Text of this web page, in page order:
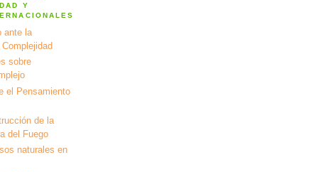
Y
ante la
sobre
el Pensamiento
de la
del Fuego
naturales en